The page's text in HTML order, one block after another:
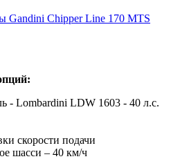
- Lombardini LDW 1603 - 40 л.с.
скорости подачи
шасси – 40 км/ч